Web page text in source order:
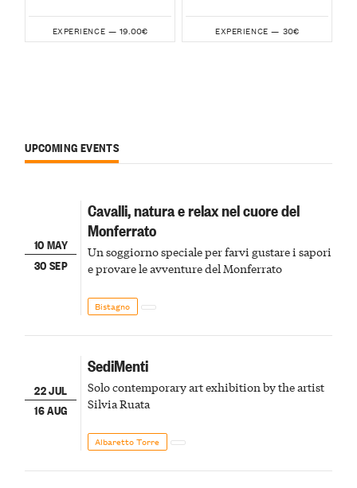
EXPERIENCE — 19.00€ EXPERIENCE — 30€
UPCOMING EVENTS
10 MAY
30 SEP
Cavalli, natura e relax nel cuore del
Monferrato
Un soggiorno speciale per farvi gustare i sapori
e provare le avventure del Monferrato
Bistagno
22 JUL
16 AUG
SediMenti
Solo contemporary art exhibition by the artist
Silvia Ruata
Albaretto Torre